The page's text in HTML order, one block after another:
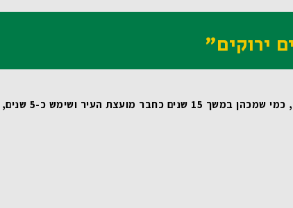
ירוקים"
מועצת העיר ושימש כ-5 שנים, כסגן ראש העיר, מדובר במהלך טבעי ומתבקש. עבורי זאת משימת חיים!